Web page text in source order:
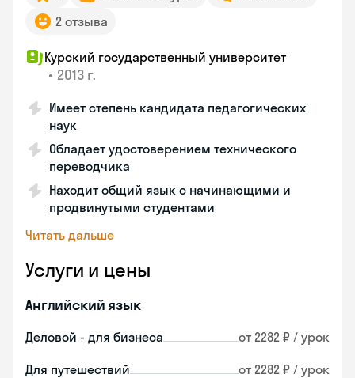
2 отзыва
Курский государственный университет
• 2013 г.
Имеет степень кандидата педагогических
наук
Обладает удостоверением технического
переводчика
Находит общий язык с начинающими и
продвинутыми студентами
Читать дальше
Услуги и цены
Английский язык
Деловой - для бизнеса от 2282 ₽ / урок
Для путешествий от 2282 ₽ / урок